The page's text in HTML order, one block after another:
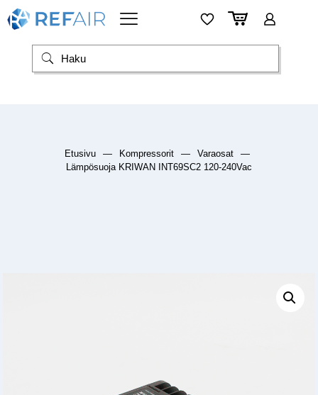
Etusivu — Kompressorit — Varaosat
—
Lämpösuoja KRIWAN INT69SC2 120-240Vac